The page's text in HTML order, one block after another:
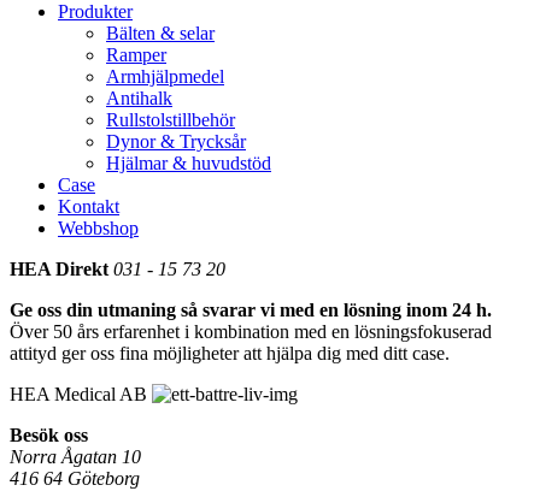
Produkter
Bälten & selar
Ramper
Armhjälpmedel
Antihalk
Rullstolstillbehör
Dynor & Trycksår
Hjälmar & huvudstöd
Case
Kontakt
Webbshop
HEA Direkt 031 - 15 73 20
Ge oss din utmaning så svarar vi med en lösning inom 24 h.
Över 50 års erfarenhet i kombination med en lösningsfokuserad
attityd ger oss fina möjligheter att hjälpa dig med ditt case.
HEA Medical AB
Besök oss
Norra Ågatan 10
416 64 Göteborg